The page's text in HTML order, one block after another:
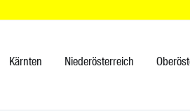
Kärnten Niederösterreich